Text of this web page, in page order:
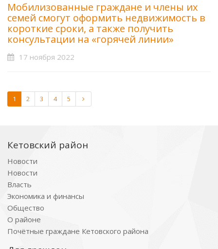
Мобилизованные граждане и члены их
семей смогут оформить недвижимость в
короткие сроки, а также получить
консультации на «горячей линии»
17 ноября 2022
1 2 3 4 5
Кетовский район
Новости
Новости
Власть
Экономика и финансы
Общество
О районе
Почётные граждане Кетовского района